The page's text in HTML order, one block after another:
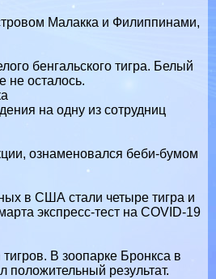
Малакка и Филиппинами,
бенгальского тигра. Белый
не осталось.
на одну из сотрудниц
ознаменовался беби-бумом
в США стали четыре тигра и
экспресс-тест на COVID-19
В зоопарке Бронкса в
положительный результат.